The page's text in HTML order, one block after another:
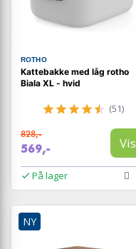
ROTHO
Kattebakke med låg rotho
Biala XL - hvid
(51)
828,-
569,- Vis
På lager
NY